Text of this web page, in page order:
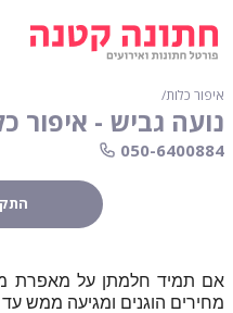
איפור כלות∕
נועה גביש - איפור
050-6400884
אם תמיד חלמתן על מאפרת
מחירים הוגנים ומגיעה ממש